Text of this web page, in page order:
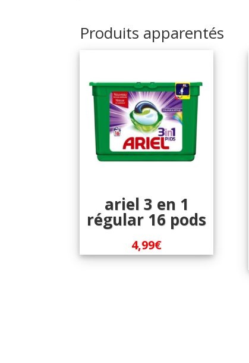
Produits apparentés
ariel 3 en 1
régular 16 pods
4,99€